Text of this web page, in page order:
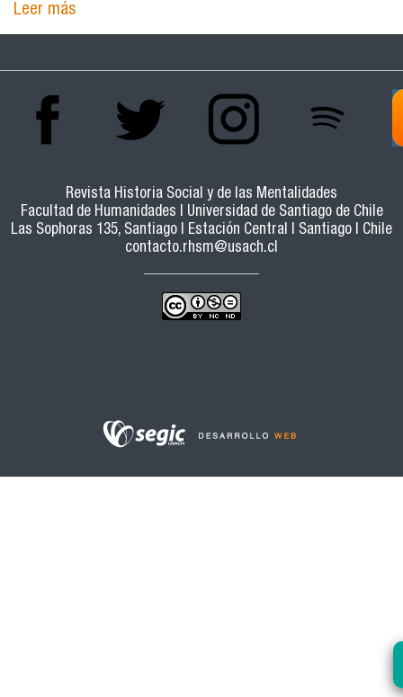
Leer mássobre INTERNACIONALISMO SOCIALISTA Y
CUESTIÓN INFORMATIVA (BUENOS AIRES, 1890-
Revista Historia Social y de las Mentalidades
Facultad de Humanidades | Universidad de Santiago de Chile
Las Sophoras 135, Santiago | Estación Central | Santiago | Chile
contacto.rhsm@usach.cl